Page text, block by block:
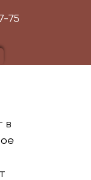
75
в